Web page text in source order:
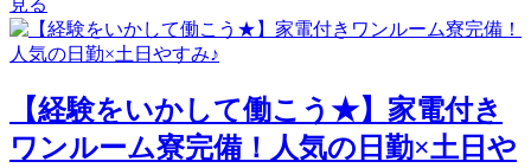
見る
【経験をいかして働こう★】家電付き
ワンルーム寮完備！人気の日勤×土日や